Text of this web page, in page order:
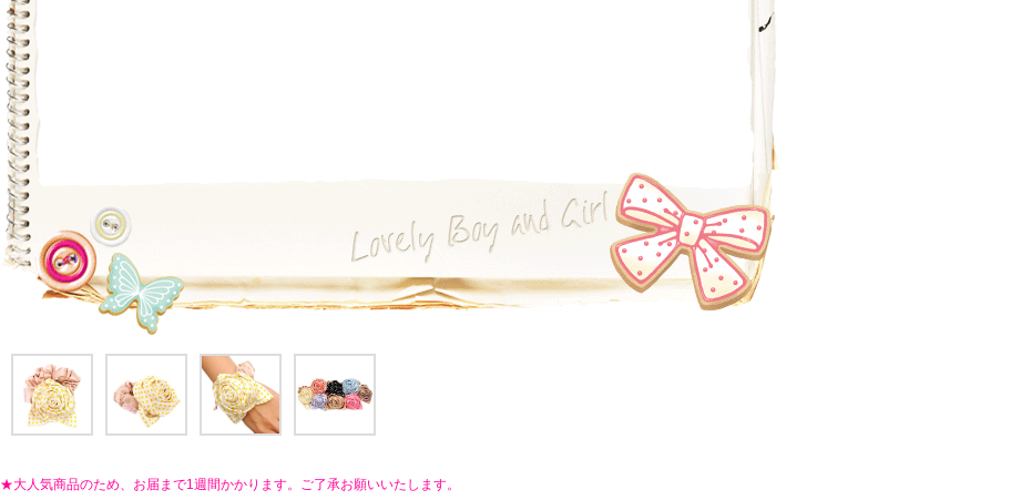
★大人気商品のため、お届まで1週間かかります。ご了承お願いいたします。